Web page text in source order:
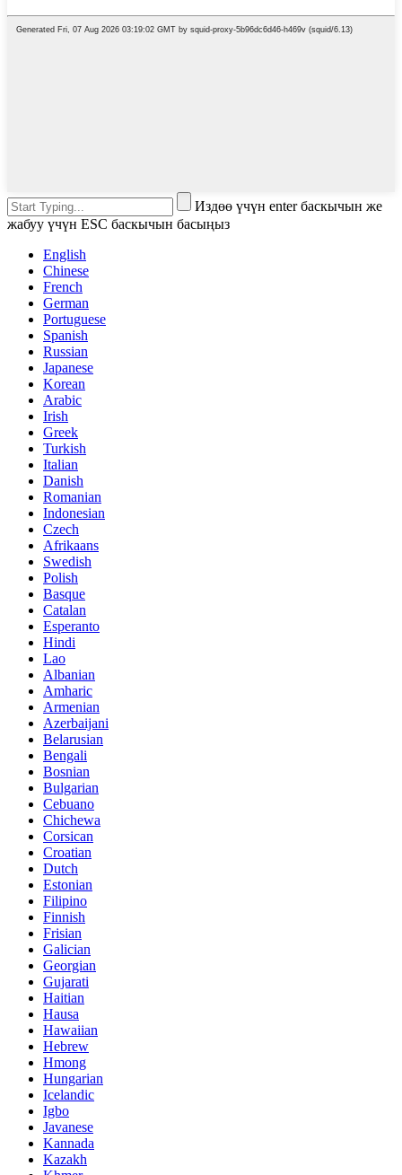
Издөө үчүн enter баскычын же
жабуу үчүн ESC баскычын басыңыз
English
Chinese
French
German
Portuguese
Spanish
Russian
Japanese
Korean
Arabic
Irish
Greek
Turkish
Italian
Danish
Romanian
Indonesian
Czech
Afrikaans
Swedish
Polish
Basque
Catalan
Esperanto
Hindi
Lao
Albanian
Amharic
Armenian
Azerbaijani
Belarusian
Bengali
Bosnian
Bulgarian
Cebuano
Chichewa
Corsican
Croatian
Dutch
Estonian
Filipino
Finnish
Frisian
Galician
Georgian
Gujarati
Haitian
Hausa
Hawaiian
Hebrew
Hmong
Hungarian
Icelandic
Igbo
Javanese
Kannada
Kazakh